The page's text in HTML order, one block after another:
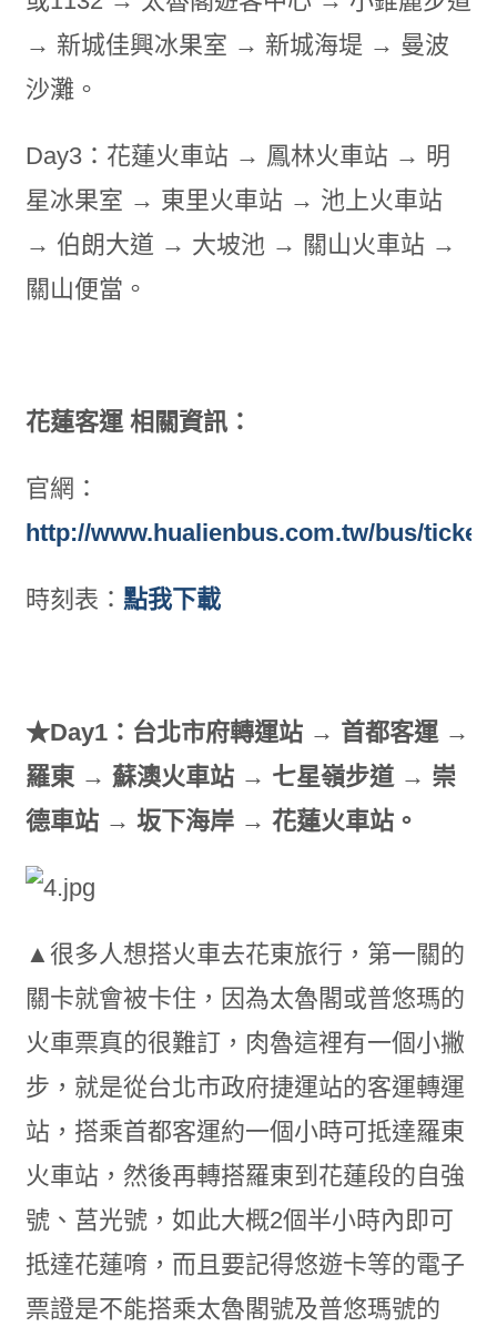
→ 新城佳興冰果室 → 新城海堤 → 曼波
沙灘。
Day3：花蓮火車站 → 鳳林火車站 → 明
星冰果室 → 東里火車站 → 池上火車站
→ 伯朗大道 → 大坡池 → 關山火車站 →
關山便當。
花蓮客運 相關資訊：
官網：
http://www.hualienbus.com.tw/bus/
時刻表： 點我下載
★Day1：台北市府轉運站 → 首都客運 →
羅東 → 蘇澳火車站 → 七星嶺步道 → 崇
德車站 → 坂下海岸 → 花蓮火車站。
▲很多人想搭火車去花東旅行，第一關的
關卡就會被卡住，因為太魯閣或普悠瑪的
火車票真的很難訂，肉魯這裡有一個小撇
步，就是從台北市政府捷運站的客運轉運
站，搭乘首都客運約一個小時可抵達羅東
火車站，然後再轉搭羅東到花蓮段的自強
號、莒光號，如此大概2個半小時內即可
抵達花蓮唷，而且要記得悠遊卡等的電子
票證是不能搭乘太魯閣號及普悠瑪號的